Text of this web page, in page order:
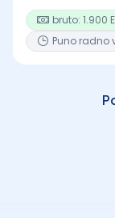
bruto: 1.900
Puno radno